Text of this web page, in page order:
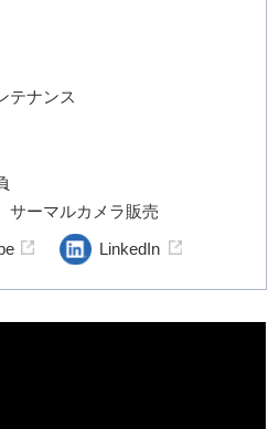
テナンス
サーマルカメラ販売
LinkedIn